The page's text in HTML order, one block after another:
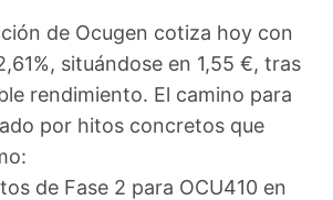
de Ocugen cotiza hoy con
situándose en 1,55 €, tras
rendimiento. El camino para
por hitos concretos que
de Fase 2 para OCU410 en